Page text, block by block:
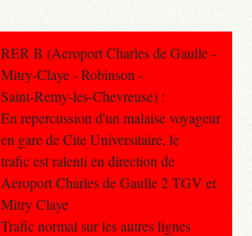
RER B (Aeroport Charles de Gaulle -
Mitry-Claye - Robinson -
Saint-Remy-les-Chevreuse) :
En repercussion d'un malaise voyageur
en gare de Cite Universitaire, le
trafic est ralenti en direction de
Aeroport Charles de Gaulle 2 TGV et
Mitry Claye
Trafic normal sur les autres lignes